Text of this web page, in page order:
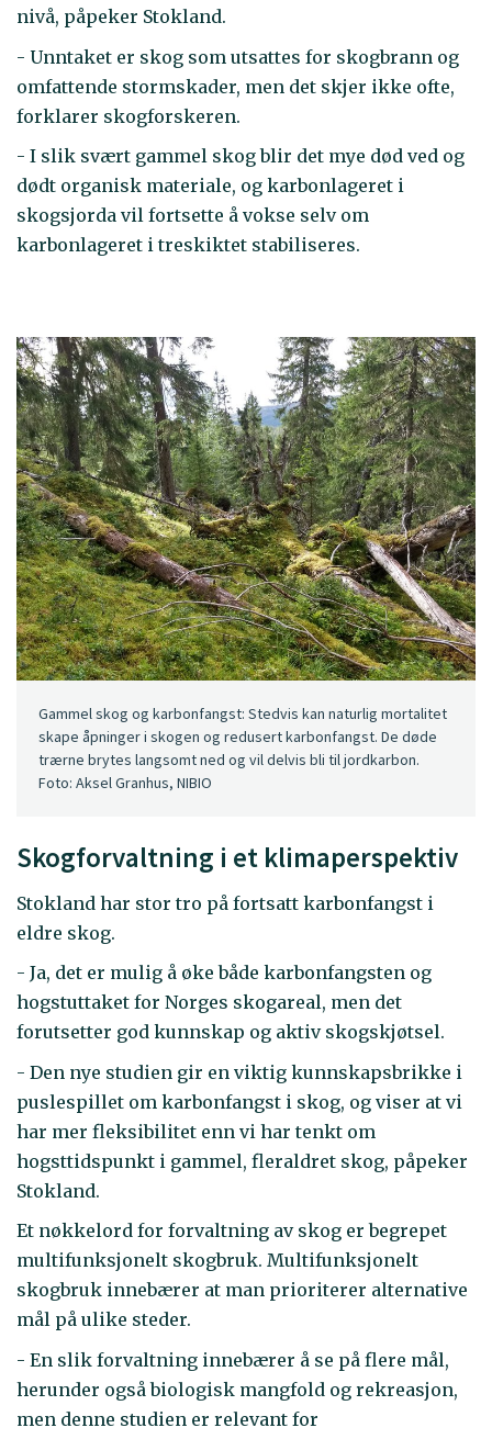
nivå, påpeker Stokland.
- Unntaket er skog som utsattes for skogbrann og
omfattende stormskader, men det skjer ikke ofte,
forklarer skogforskeren.
- I slik svært gammel skog blir det mye død ved og
dødt organisk materiale, og karbonlageret i
skogsjorda vil fortsette å vokse selv om
karbonlageret i treskiktet stabiliseres.
Gammel skog og karbonfangst: Stedvis kan naturlig mortalitet
skape åpninger i skogen og redusert karbonfangst. De døde
trærne brytes langsomt ned og vil delvis bli til jordkarbon.
Foto: Aksel Granhus, NIBIO
Skogforvaltning i et klimaperspektiv
Stokland har stor tro på fortsatt karbonfangst i
eldre skog.
- Ja, det er mulig å øke både karbonfangsten og
hogstuttaket for Norges skogareal, men det
forutsetter god kunnskap og aktiv skogskjøtsel.
- Den nye studien gir en viktig kunnskapsbrikke i
puslespillet om karbonfangst i skog, og viser at vi
har mer fleksibilitet enn vi har tenkt om
hogsttidspunkt i gammel, fleraldret skog, påpeker
Stokland.
Et nøkkelord for forvaltning av skog er begrepet
multifunksjonelt skogbruk. Multifunksjonelt
skogbruk innebærer at man prioriterer alternative
mål på ulike steder.
- En slik forvaltning innebærer å se på flere mål,
herunder også biologisk mangfold og rekreasjon,
men denne studien er relevant for